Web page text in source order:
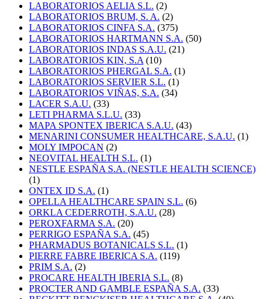
LABORATORIOS AELIA S.L. (2)
LABORATORIOS BRUM, S. A. (2)
LABORATORIOS CINFA S.A. (375)
LABORATORIOS HARTMANN S.A. (50)
LABORATORIOS INDAS S.A.U. (21)
LABORATORIOS KIN, S.A (10)
LABORATORIOS PHERGAL S.A. (1)
LABORATORIOS SERVIER S.L. (1)
LABORATORIOS VIÑAS, S.A. (34)
LACER S.A.U. (33)
LETI PHARMA S.L.U. (33)
MAPA SPONTEX IBERICA S.A.U. (43)
MENARINI CONSUMER HEALTHCARE, S.A.U. (1)
MOLY IMPOCAN (2)
NEOVITAL HEALTH S.L. (1)
NESTLE ESPAÑA S.A. (NESTLE HEALTH SCIENCE)
(1)
ONTEX ID S.A. (1)
OPELLA HEALTHCARE SPAIN S.L. (6)
ORKLA CEDERROTH, S.A.U. (28)
PEROXFARMA S.A. (20)
PERRIGO ESPAÑA S.A. (45)
PHARMADUS BOTANICALS S.L. (1)
PIERRE FABRE IBERICA S.A. (119)
PRIM S.A. (2)
PROCARE HEALTH IBERIA S.L. (8)
PROCTER AND GAMBLE ESPAÑA S.A. (33)